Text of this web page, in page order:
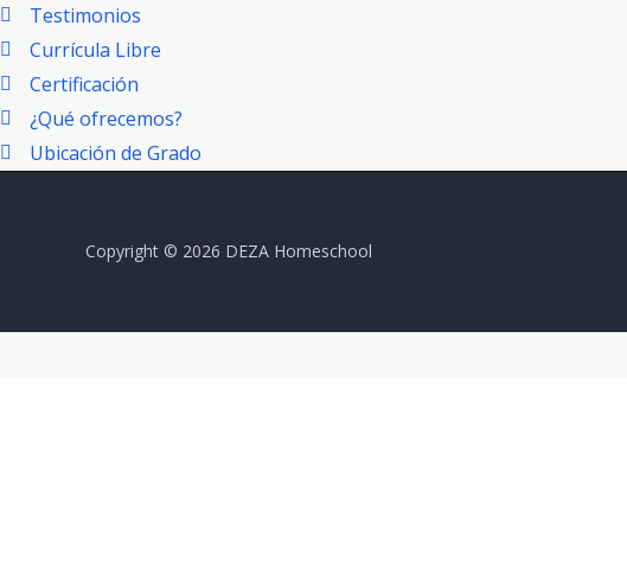
Testimonios
Currícula Libre
Certificación
¿Qué ofrecemos?
Ubicación de Grado
Copyright © 2026 DEZA Homeschool